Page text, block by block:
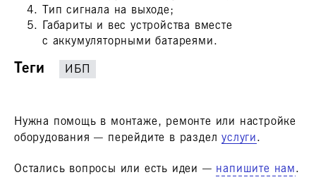
Тип сигнала на выходе;
Габариты и вес устройства вместе
с аккумуляторными батареями.
Теги ИБП
Нужна помощь в монтаже, ремонте или настройке
оборудования — перейдите в разделуслуги.
Остались вопросы или есть идеи — напишите нам.